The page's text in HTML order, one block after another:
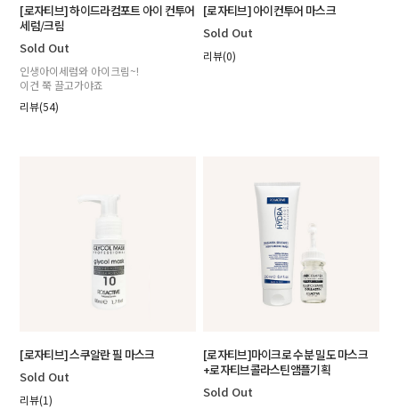
[로자티브] 하이드라컴포트 아이 컨투어
세럼/크림
Sold Out
인생아이세럼와 아이크림~!
이건 쭉 끌고가야죠
리뷰(54)
[로자티브] 아이컨투어 마스크
Sold Out
리뷰(0)
[로자티브] 스쿠알란 필 마스크
Sold Out
리뷰(1)
[로자티브]마이크로 수분 밀도 마스크
+로자티브콜라스틴앰플기획
Sold Out